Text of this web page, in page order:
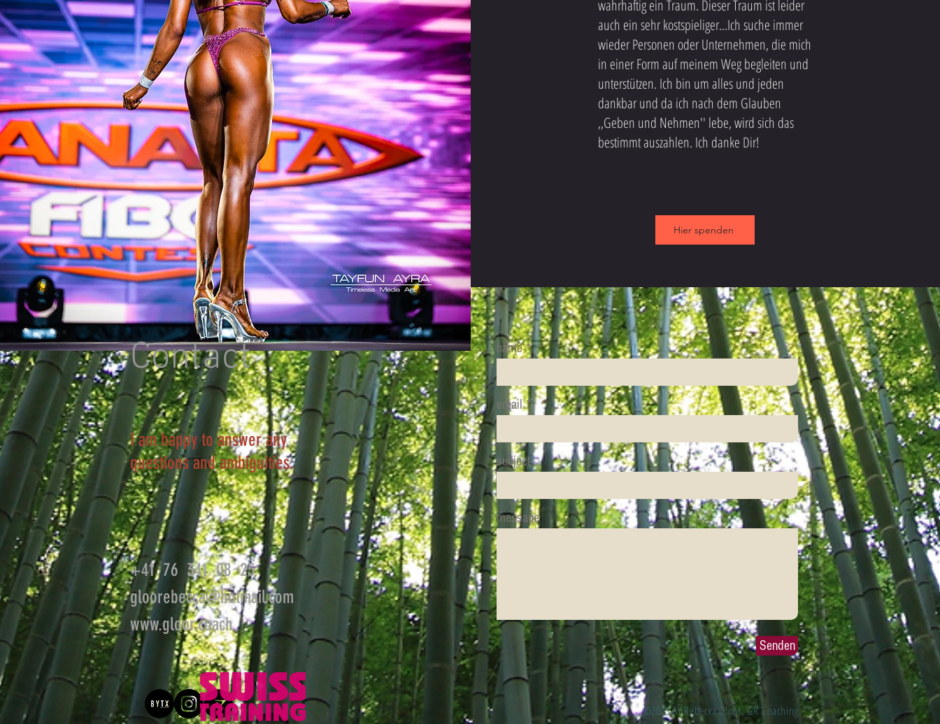
wahrhaftig ein Traum. Dieser Traum ist leider
auch ein sehr kostspieliger...Ich suche immer
wieder Personen oder Unternehmen, die mich
in einer Form auf meinem Weg begleiten und
unterstützen. Ich bin um alles und jeden
dankbar und da ich nach dem Glauben
,,Geben und Nehmen'' lebe, wird sich das
bestimmt auszahlen. Ich danke Dir!
Hier spenden
Contact
I am happy to answer any
questions and ambiguities.
+41 76 341 08 25
gloorebecca@hotmail.com
www.gloor.coach
name
email
subject
message
Senden
©2023 BY Rebecca Gloor; GR Coaching